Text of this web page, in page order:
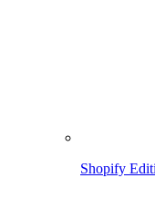
Shopify